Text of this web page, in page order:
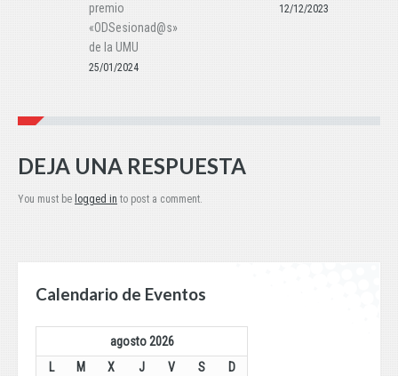
premio
«ODSesionad@s»
de la UMU
25/01/2024
12/12/2023
DEJA UNA RESPUESTA
You must be logged in to post a comment.
Calendario de Eventos
agosto 2026
L
M X J V S D